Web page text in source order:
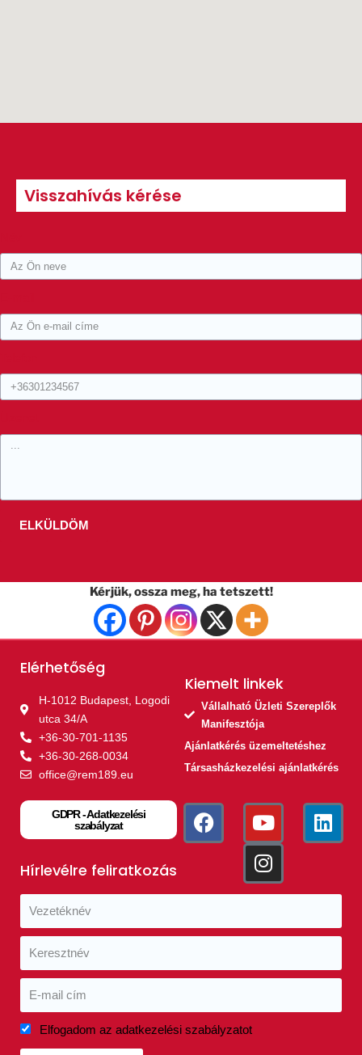
Visszahívás kérése
ELKÜLDÖM
Kérjük, ossza meg, ha tetszett!
Elérhetőség
H-1012 Budapest, Logodi
utca 34/A
+36-30-701-1135
+36-30-268-0034
office@rem189.eu
GDPR - Adatkezelési
szabályzat
Kiemelt linkek​
Vállalható Üzleti Szereplők
Manifesztója
Ajánlatkérés üzemeltetéshez
Társasházkezelési ajánlatkérés
Hírlevélre feliratkozás
Elfogadom az adatkezelési szabályzatot